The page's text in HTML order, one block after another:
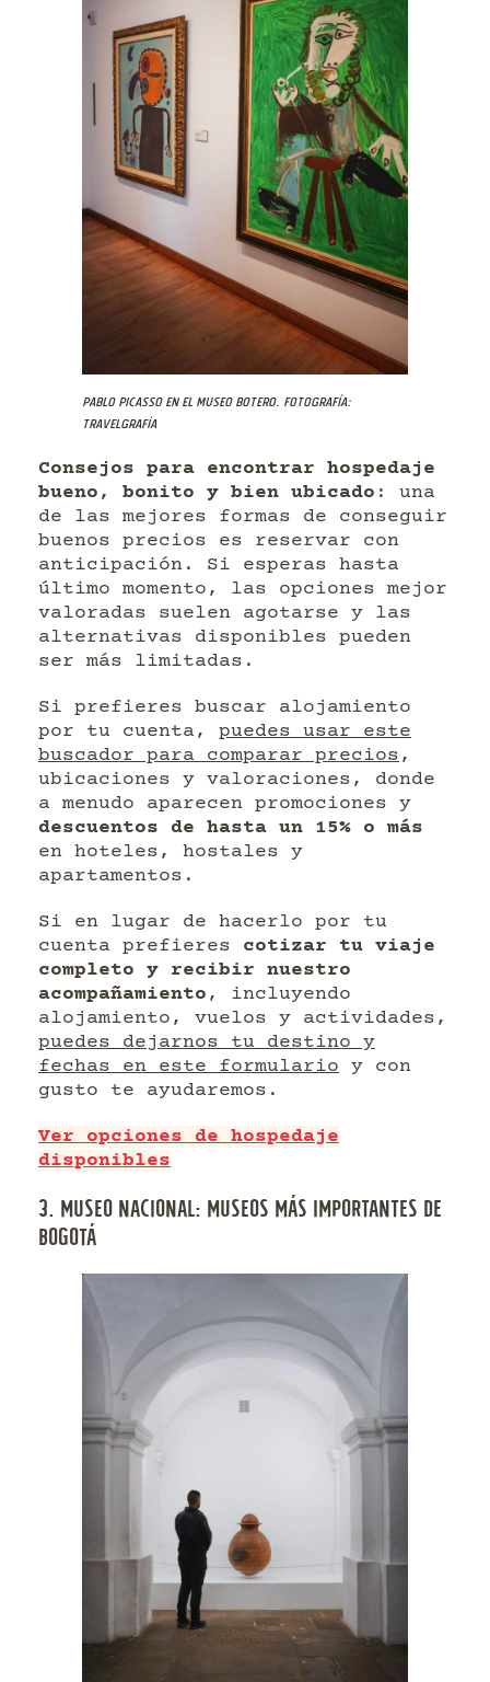
Pablo Picasso en el Museo Botero. Fotografía:
Travelgrafía
Consejos para encontrar hospedaje
bueno, bonito y bien ubicado : una
de las mejores formas de conseguir
buenos precios es reservar con
anticipación. Si esperas hasta
último momento, las opciones mejor
valoradas suelen agotarse y las
alternativas disponibles pueden
ser más limitadas.
Si prefieres buscar alojamiento
por tu cuenta, puedes usar este
buscador para comparar precios ,
ubicaciones y valoraciones, donde
a menudo aparecen promociones y
descuentos de hasta un 15% o más
en hoteles, hostales y
apartamentos.
Si en lugar de hacerlo por tu
cuenta prefieres cotizar tu viaje
completo y recibir nuestro
acompañamiento , incluyendo
alojamiento, vuelos y actividades,
puedes dejarnos tu destino y
fechas en este formulario y con
gusto te ayudaremos.
Ver opciones de hospedaje
disponibles
3. MUSEO NACIONAL: MUSEOS MÁS IMPORTANTES DE
BOGOTÁ